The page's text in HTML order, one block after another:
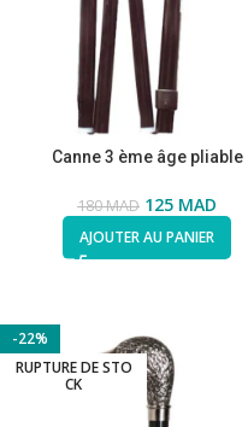
Canne 3 ème âge pliable
180MAD 125 MAD
AJOUTER AU PANIER
-22%
RUPTURE DE STO
CK